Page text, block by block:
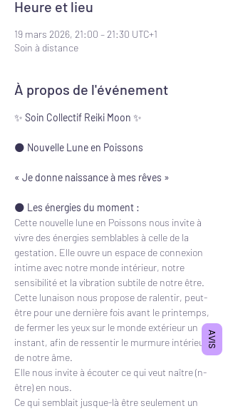
Heure et lieu
19 mars 2026, 21:00 – 21:30 UTC+1
Soin à distance
À propos de l'événement
✨ Soin Collectif Reiki Moon ✨
🌑 Nouvelle Lune en Poissons
« Je donne naissance à mes rêves »
🌑 Les énergies du moment :
Cette nouvelle lune en Poissons nous invite à
vivre des énergies semblables à celle de la
gestation. Elle ouvre un espace de connexion
intime avec notre monde intérieur, notre
sensibilité et la vibration subtile de notre être.
Cette lunaison nous propose de ralentir, peut-
être pour une dernière fois avant le printemps,
de fermer les yeux sur le monde extérieur un
instant, afin de ressentir le murmure intérieur
de notre âme.
Elle nous invite à écouter ce qui veut naître (n-
être) en nous.
Ce qui semblait jusque-là être seulement un
AVIS